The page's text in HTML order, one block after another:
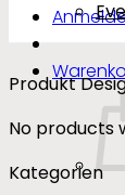
Produkt
No products
Kategorien